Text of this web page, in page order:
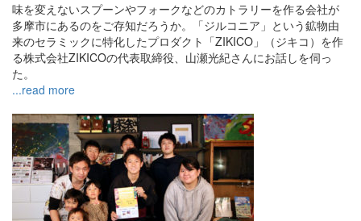
味を変えないスプーンやフォークなどのカトラリーを作る会社が
多摩市にあるのをご存知だろうか。「ジルコニア」という鉱物由
来のセラミックに特化したプロダクト「ZIKICO」（ジキコ）を作
る株式会社ZIKICOの代表取締役、山瀬光紀さんにお話しを伺っ
た。
...read more